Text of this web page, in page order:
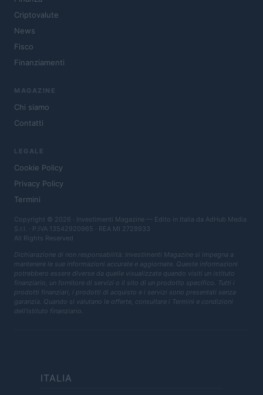
Criptovalute
News
Fisco
Finanziamenti
MAGAZINE
Chi siamo
Contatti
LEGALE
Cookie Policy
Privacy Policy
Termini
Copyright © 2026 · Investimenti Magazine — Edito in Italia da AdHub Media
S.r.l. · P.IVA 13542920965 · REA MI 2729933
All Rights Reserved
Dichiarazione di non responsabilità: Investimenti Magazine si impegna a
mantenere le sue informazioni accurate e aggiornate. Queste informazioni
potrebbero essere diverse da quelle visualizzate quando visiti un istituto
finanziario, un fornitore di servizi o il sito di un prodotto specifico. Tutti i
prodotti finanziari, i prodotti di acquisto e i servizi sono presentati senza
garanzia. Quando si valutano le offerte, consultare i Termini e condizioni
dell'istituto finanziario.
ITALIA